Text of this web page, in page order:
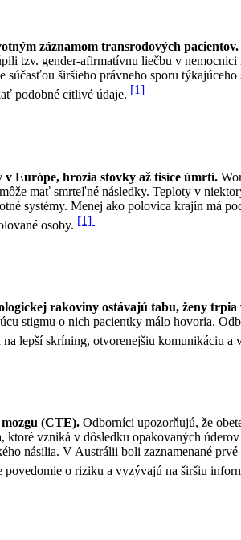
záznamom transrodových pacientov.
tzv. gender-afirmatívnu liečbu v
súčasťou širšieho právneho sporu
podobné citlivé údaje. [1]
Európe, hrozia stovky až tisíce úmrtí.
mať smrteľné následky. Teploty v
systémy. Menej ako polovica krajín má
osoby. [1]
rakoviny ostávajú tabu, ženy trpia
stigmu o nich pacientky málo hovoria.
lepší skríning, otvorenejšiu komunikáciu
(CTE). Odborníci upozorňujú, že
vzniká v dôsledku opakovaných
násilia. V Austrálii boli zaznamenané
o riziku a vyzývajú na širšiu